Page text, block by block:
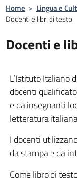
Home > Lingua e
Docenti e libri di testo
Docenti e
L’Istituto Italiano
docenti
e da insegnanti
letteratura
I docenti
da stampa e da
Come libro di